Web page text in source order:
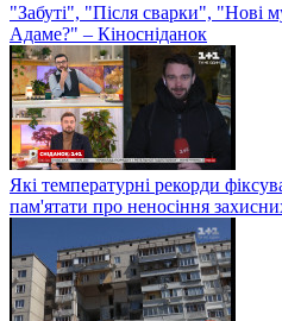
"Забуті", "Після сварки", "Нові
Адаме?" – Кіносніданок
Які температурні рекорди
пам'ятати про неносіння